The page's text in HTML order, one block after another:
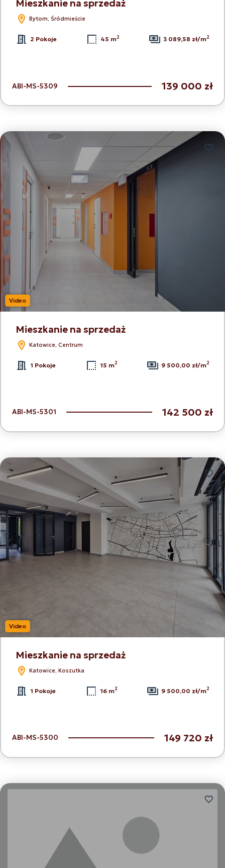
Mieszkanie na sprzedaż
Bytom, Śródmieście
2 Pokoje 45 m2 3 089,58 zł/m2
ABI-MS-5309 139 000 zł
Video
Mieszkanie na sprzedaż
Katowice, Centrum
1 Pokoje 15 m2 9 500,00 zł/m2
ABI-MS-5301 142 500 zł
Video
Mieszkanie na sprzedaż
Katowice, Koszutka
1 Pokoje 16 m2 9 500,00 zł/m2
ABI-MS-5300 149 720 zł